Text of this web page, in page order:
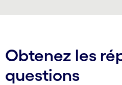
Obtenez les
questions